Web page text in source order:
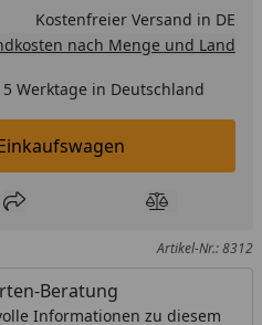
Kostenfreier Versand in DE
nach Menge und Land
Werktage in Deutschland
In den Einkaufswagen legen
hinzufügen
Teilen Produkt
Artikel-Nr.: 8312
Beratung
Informationen zu diesem